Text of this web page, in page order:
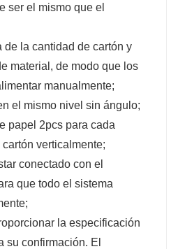
ser el mismo que el
de la cantidad de cartón y
material, de modo que los
manualmente;
el mismo nivel sin ángulo;
papel 2pcs para cada
verticalmente;
conectado con el
que todo el sistema
la especificación
su confirmación. El